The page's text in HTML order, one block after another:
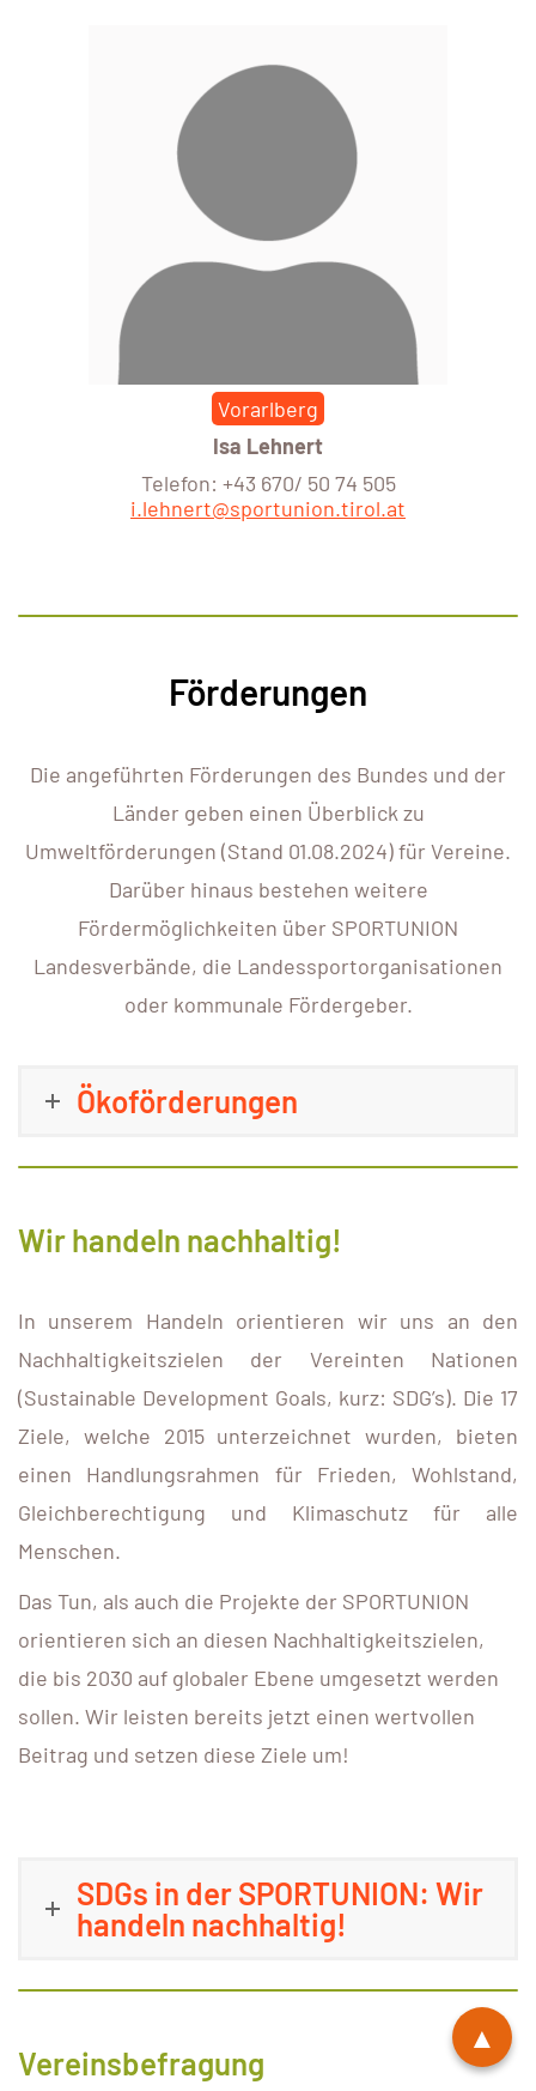
▲
Vorarlberg
Isa Lehnert
Telefon: +43 670/ 50 74 505
i.lehnert@sportunion.tirol.at
Förderungen
Die angeführten Förderungen des Bundes und der
Länder geben einen Überblick zu
Umweltförderungen (Stand 01.08.2024) für Vereine.
Darüber hinaus bestehen weitere
Fördermöglichkeiten über SPORTUNION
Landesverbände, die Landessportorganisationen
oder kommunale Fördergeber.
Ökoförderungen
Wir handeln nachhaltig!
In unserem Handeln orientieren wir uns an den
Nachhaltigkeitszielen der Vereinten Nationen
(Sustainable Development Goals, kurz: SDG’s). Die 17
Ziele, welche 2015 unterzeichnet wurden, bieten
einen Handlungsrahmen für Frieden, Wohlstand,
Gleichberechtigung und Klimaschutz für alle
Menschen.
Das Tun, als auch die Projekte der SPORTUNION
orientieren sich an diesen Nachhaltigkeitszielen,
die bis 2030 auf globaler Ebene umgesetzt werden
sollen. Wir leisten bereits jetzt einen wertvollen
Beitrag und setzen diese Ziele um!
SDGs in der SPORTUNION: Wir
handeln nachhaltig!
Vereinsbefragung